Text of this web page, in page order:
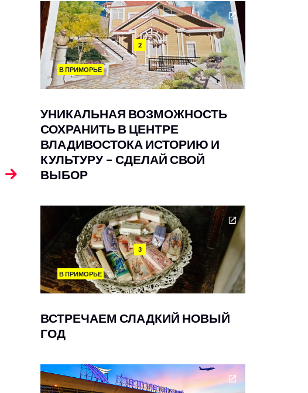
2
В ПРИМОРЬЕ
УНИКАЛЬНАЯ ВОЗМОЖНОСТЬ
СОХРАНИТЬ В ЦЕНТРЕ
ВЛАДИВОСТОКА ИСТОРИЮ И
КУЛЬТУРУ – СДЕЛАЙ СВОЙ
ВЫБОР
3
В ПРИМОРЬЕ
ВСТРЕЧАЕМ СЛАДКИЙ НОВЫЙ
ГОД